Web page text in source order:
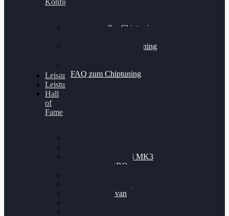
Konfigurator
Professionelles Chiptuning
Professionelles Chiptuning
FAQ zum Chiptuning
Leistungsmessung
Leistungsprüfstand
Hall
of
Fame
Nissan GT-R35 3.8 MK3
V6 TWINTURBO
VW Passat 2.0TDI
VW T6 Multivan